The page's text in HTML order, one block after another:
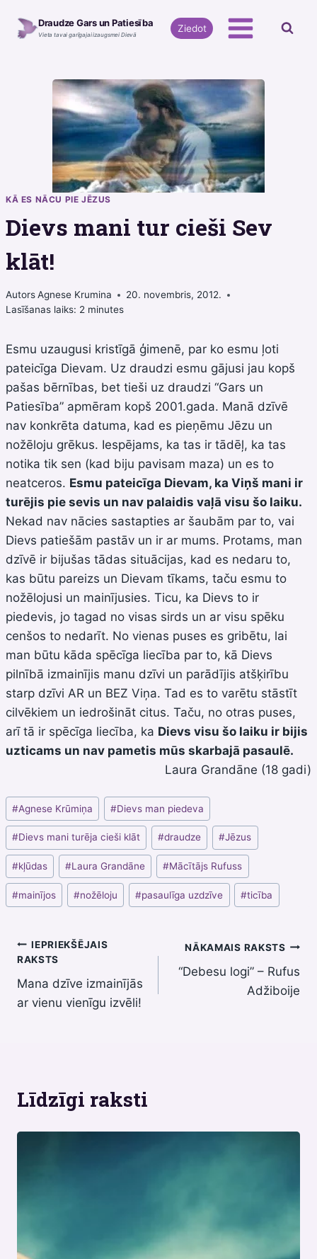
Draudze Gars un Patiesība
Vieta tavai garīgajai izaugsmei Dievā
Ziedot
KĀ ES NĀCU PIE JĒZUS
Dievs mani tur cieši Sev
klāt!
AutorsAgnese Krumina
20. novembris, 2012.
Lasīšanas laiks: 2 minutes
Esmu uzaugusi kristīgā ģimenē, par ko esmu ļoti
pateicīga Dievam. Uz draudzi esmu gājusi jau kopš
pašas bērnības, bet tieši uz draudzi “Gars un
Patiesība” apmēram kopš 2001.gada. Manā dzīvē
nav konkrēta datuma, kad es pieņēmu Jēzu un
nožēloju grēkus. Iespējams, ka tas ir tādēļ, ka tas
notika tik sen (kad biju pavisam maza) un es to
neatceros. Esmu pateicīga Dievam, ka Viņš mani ir
turējis pie sevis un nav palaidis vaļā visu šo laiku.
Nekad nav nācies sastapties ar šaubām par to, vai
Dievs patiešām pastāv un ir ar mums. Protams, man
dzīvē ir bijušas tādas situācijas, kad es nedaru to,
kas būtu pareizs un Dievam tīkams, taču esmu to
nožēlojusi un mainījusies. Ticu, ka Dievs to ir
piedevis, jo tagad no visas sirds un ar visu spēku
cenšos to nedarīt. No vienas puses es gribētu, lai
man būtu kāda spēcīga liecība par to, kā Dievs
pilnībā izmainījis manu dzīvi un parādījis atšķirību
starp dzīvi AR un BEZ Viņa. Tad es to varētu stāstīt
cilvēkiem un iedrošināt citus. Taču, no otras puses,
arī tā ir spēcīga liecība, ka Dievs visu šo laiku ir bijis
uzticams un nav pametis mūs skarbajā pasaulē.
Laura Grandāne (18 gadi)
Post
Tags:
#Agnese Krūmiņa #Dievs man piedeva
#Dievs mani turēja cieši klāt #draudze #Jēzus
#kļūdas #Laura Grandāne #Mācītājs Rufuss
#mainījos #nožēloju #pasaulīga uzdzīve #ticība
Ziņu
izvēlne
IEPRIEKŠĒJAIS
RAKSTS
Mana dzīve izmainījās
ar vienu vienīgu izvēli!
NĀKAMAIS RAKSTS
“Debesu logi” – Rufus
Adžiboije
Līdzīgi raksti